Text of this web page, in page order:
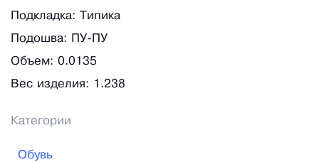
Подкладка: Типика
Подошва: ПУ-ПУ
Объем: 0.0135
Вес изделия: 1.238
Категории
Обувь